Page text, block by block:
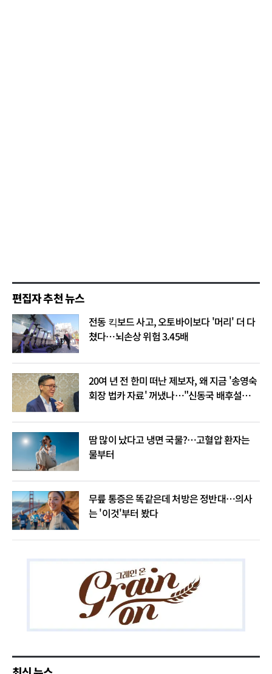
편집자 추천 뉴스
전동 킥보드 사고, 오토바이보다 '머리' 더 다
쳤다…뇌손상 위험 3.45배
20여 년 전 한미 떠난 제보자, 왜 지금 '송영숙
회장 법카 자료' 꺼냈나…"신동국 배후설은
땀 많이 났다고 냉면 국물?…고혈압 환자는
물부터
무릎 통증은 똑같은데 처방은 정반대…의사
는 '이것'부터 봤다